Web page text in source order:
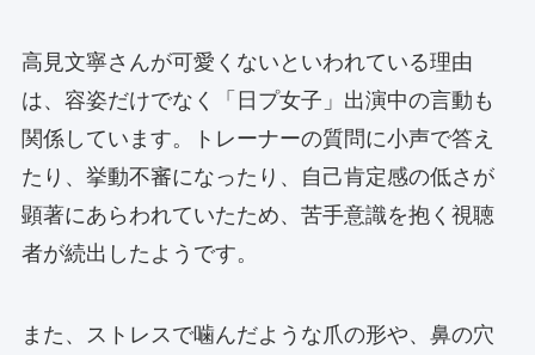
高見文寧さんが可愛くないといわれている理由
は、容姿だけでなく「日プ女子」出演中の言動も
関係しています。トレーナーの質問に小声で答え
たり、挙動不審になったり、自己肯定感の低さが
顕著にあらわれていたため、苦手意識を抱く視聴
者が続出したようです。
また、ストレスで噛んだような爪の形や、鼻の穴